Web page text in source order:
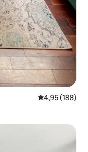
Note
4,95 (188)